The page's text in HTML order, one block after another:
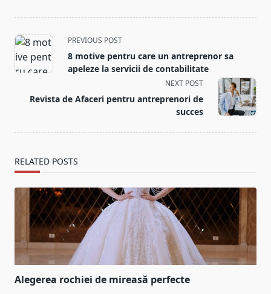
<span
class="nav-
subtitle
reader-
PREVIOUS POST
8 motive pentru care un antreprenor sa
apeleze la servicii de contabilitate
NEXT POST
Revista de Afaceri pentru antreprenori de
succes
RELATED POSTS
Alegerea rochiei de mireasă perfecte